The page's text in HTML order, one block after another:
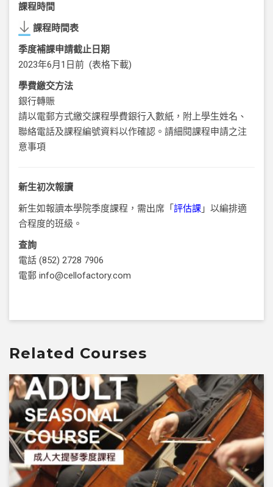
課程時間
課程時間表
季度補課申請截止日期
2023年6月1日前 (表格下載)
學費繳交方法
銀行轉賑
請以電郵方式繳交課程學費銀行入數紙，附上學生姓名、
聯絡電話及課程編號資料以作確認。請細閱課程申請之注
意事項
新生初次報讀
新生如報讀本學院季度課程，需出席「 評估課 」以編排適
合程度的班級。
查詢
電話 (852) 2728 7906
電郵 info@cellofactory.com
Related Courses